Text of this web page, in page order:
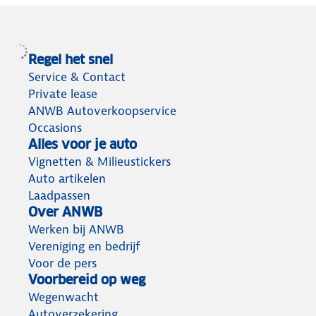
Regel het snel
Service & Contact
Private lease
ANWB Autoverkoopservice
Occasions
Alles voor je auto
Vignetten & Milieustickers
Auto artikelen
Laadpassen
Over ANWB
Werken bij ANWB
Vereniging en bedrijf
Voor de pers
Voorbereid op weg
Wegenwacht